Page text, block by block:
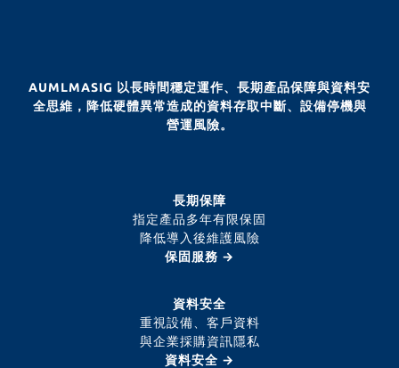
AUMLMASIG 以長時間穩定運作、長期產品保障與資料安
全思維，降低硬體異常造成的資料存取中斷、設備停機與
營運風險。
長期保障
指定產品多年有限保固
降低導入後維護風險
保固服務 →
資料安全
重視設備、客戶資料
與企業採購資訊隱私
資料安全 →